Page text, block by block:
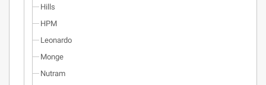
Hills
HPM
Leonardo
Monge
Nutram